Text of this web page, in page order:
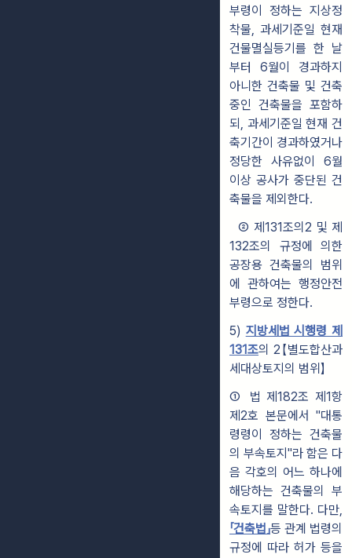
부령이 정하는 지상정
착물, 과세기준일 현재
건물멸실등기를 한 날
부터 6월이 경과하지
아니한 건축물 및 건축
중인 건축물을 포함하
되 , 과세기준일 현재 건
축기간이 경과하였거나
정당한 사유없이 6월
이상 공사가 중단된 건
축물을 제외한다.
② 제131조의2 및 제
132조의 규정에 의한
공장용 건축물의 범위
에 관하여는 행정안전
부령으로 정한다.
5) 지방세법 시행령 제
131조의 2【별도합산과
세대상토지의 범위】
① 법 제182조 제1항
제2호 본문에서 "대통
령령이 정하는 건축물
의 부속토지 "라 함은 다
음 각호의 어느 하나에
해당하는 건축물의 부
속토지를 말한다. 다만,
「건축법」등 관계 법령의
규정에 따라 허가 등을